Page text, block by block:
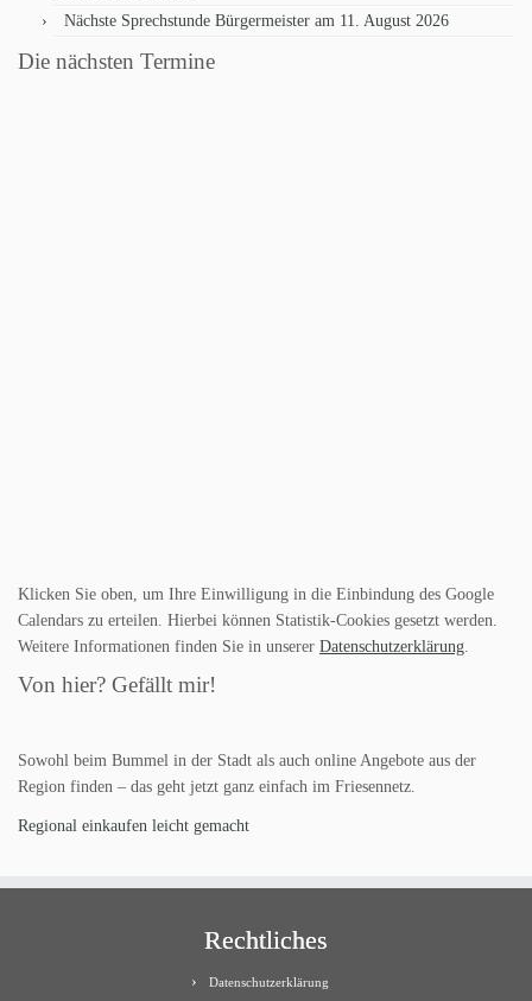
Nächste Sprechstunde Bürgermeister am 11. August 2026
Die nächsten Termine
Klicken Sie oben, um Ihre Einwilligung in die Einbindung des Google
Calendars zu erteilen. Hierbei können Statistik-Cookies gesetzt werden.
Weitere Informationen finden Sie in unserer Datenschutzerklärung.
Von hier? Gefällt mir!
Sowohl beim Bummel in der Stadt als auch online Angebote aus der
Region finden – das geht jetzt ganz einfach im Friesennetz.
Regional einkaufen leicht gemacht
Rechtliches
Datenschutzerklärung